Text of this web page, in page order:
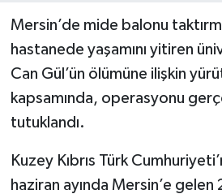
Mersin’de mide balonu
hastanede yaşamını yitiren
Can Gül’ün ölümüne ilişkin
kapsamında, operasyonu
tutuklandı.
Kuzey Kıbrıs Türk
haziran ayında Mersin’e gelen